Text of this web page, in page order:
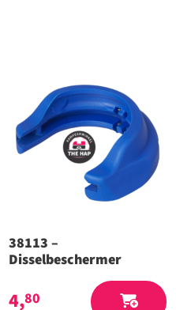
38113 –
Disselbeschermer
4,80